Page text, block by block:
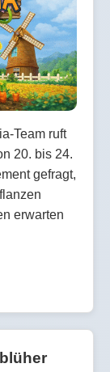
Team ruft
20. bis 24.
gefragt,
erwarten